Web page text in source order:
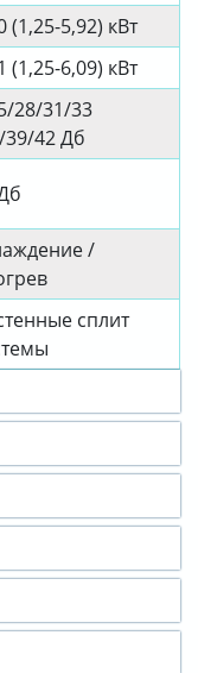
(1,25-5,92) кВт
(1,25-6,09) кВт
28/31/33
42 Дб
/
сплит